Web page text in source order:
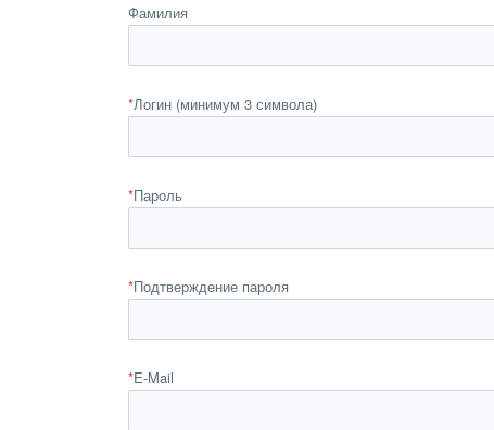
Фамилия
*Логин (минимум 3 символа)
*Пароль
*Подтверждение пароля
*E-Mail